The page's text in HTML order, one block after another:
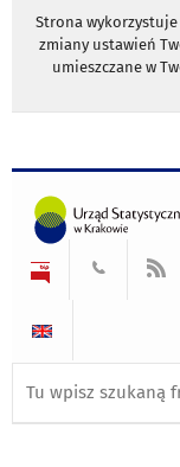
Strona wykorzystuje
zmiany ustawień
umieszczane w